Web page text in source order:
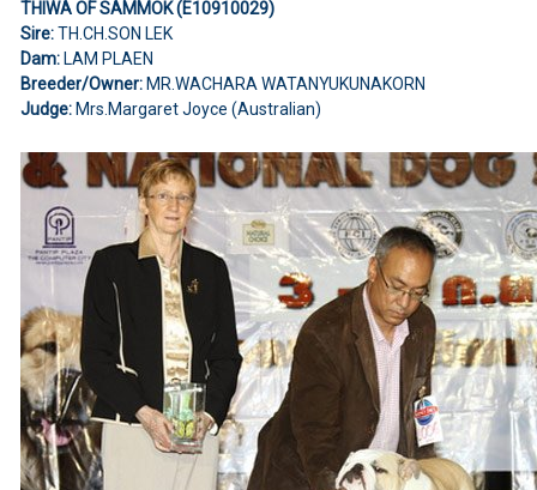
THIWA OF SAMMOK (E10910029)
Sire:TH.CH.SON LEK
Dam:LAM PLAEN
Breeder/Owner:MR.WACHARA WATANYUKUNAKORN
Judge:Mrs.Margaret Joyce (Australian)